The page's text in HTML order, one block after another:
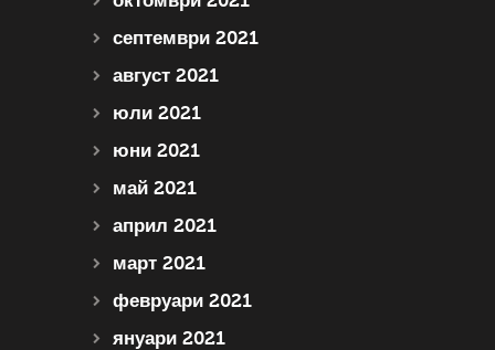
септември 2021
август 2021
юли 2021
юни 2021
май 2021
април 2021
март 2021
февруари 2021
януари 2021